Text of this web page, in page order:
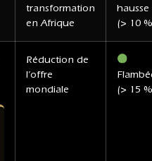
transformation
en Afrique
hausse
(> 10
Réduction de
l’offre
mondiale
(> 15